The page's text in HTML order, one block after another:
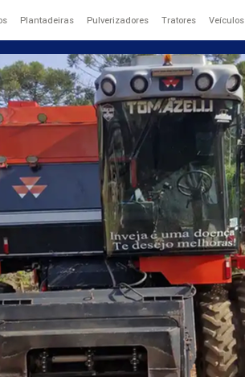
Plantadeiras Pulverizadores Tratores Veículos